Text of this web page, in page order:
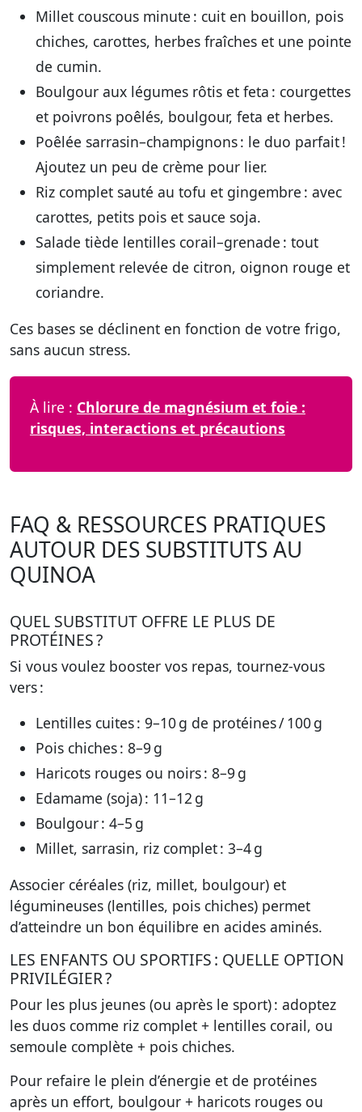
Millet couscous minute : cuit en bouillon, pois
chiches, carottes, herbes fraîches et une pointe
de cumin.
Boulgour aux légumes rôtis et feta : courgettes
et poivrons poêlés, boulgour, feta et herbes.
Poêlée sarrasin–champignons: le duo parfait !
Ajoutez un peu de crème pour lier.
Riz complet sauté au tofu et gingembre : avec
carottes, petits pois et sauce soja.
Salade tiède lentilles corail–grenade : tout
simplement relevée de citron, oignon rouge et
coriandre.
Ces bases se déclinent en fonction de votre frigo,
sans aucun stress.
À lire : Chlorure de magnésium et foie :
risques, interactions et précautions
FAQ & RESSOURCES PRATIQUES
AUTOUR DES SUBSTITUTS AU
QUINOA
QUEL SUBSTITUT OFFRE LE PLUS DE
PROTÉINES ?
Si vous voulez booster vos repas, tournez-vous
vers :
Lentilles cuites : 9–10 g de protéines / 100 g
Pois chiches : 8–9 g
Haricots rouges ou noirs : 8–9 g
Edamame (soja) : 11–12 g
Boulgour : 4–5 g
Millet, sarrasin, riz complet : 3–4 g
Associer céréales (riz, millet, boulgour) et
légumineuses (lentilles, pois chiches) permet
d’atteindre un bon équilibre en acides aminés.
LES ENFANTS OU SPORTIFS : QUELLE OPTION
PRIVILÉGIER ?
Pour les plus jeunes (ou après le sport) : adoptez
les duos comme riz complet + lentilles corail, ou
semoule complète + pois chiches.
Pour refaire le plein d’énergie et de protéines
après un effort, boulgour + haricots rouges ou